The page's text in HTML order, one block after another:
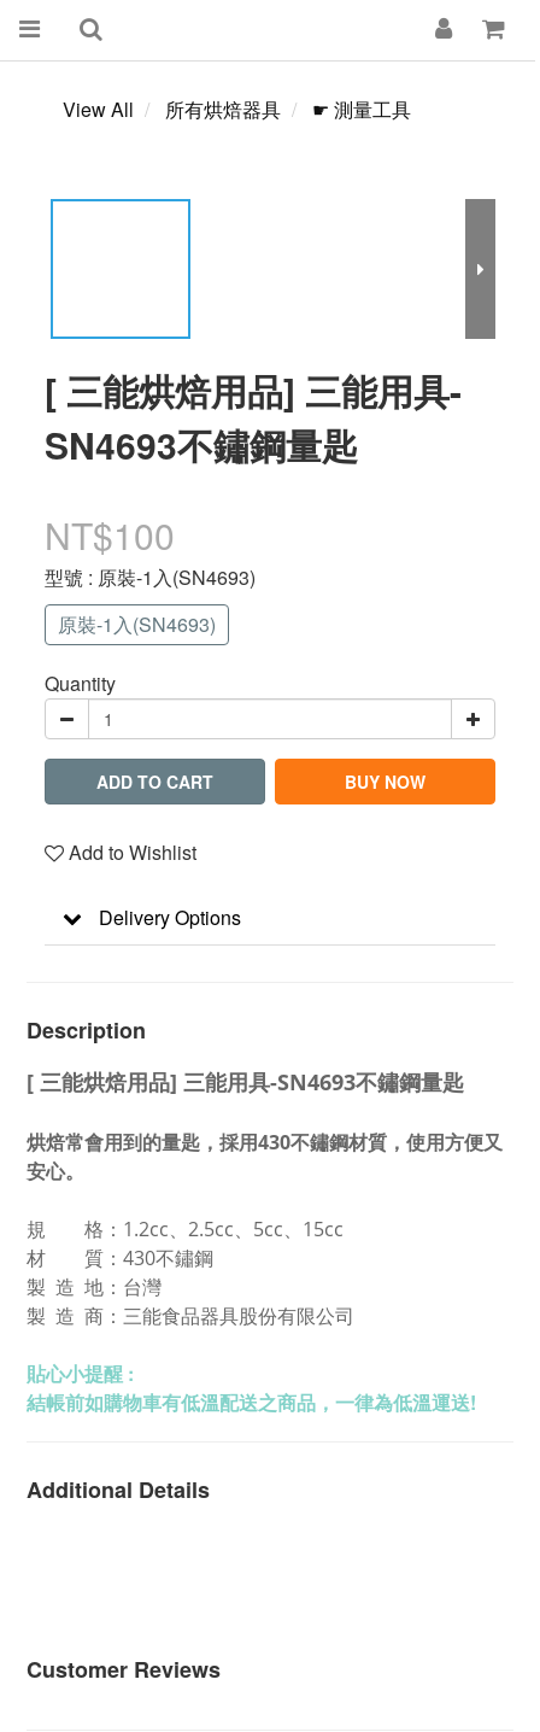
View All 所有烘焙器具 ☛ 測量工具
[ 三能烘焙用品] 三能用具-
SN4693不鏽鋼量匙
NT$100
型號 : 原裝-1入(SN4693)
原裝-1入(SN4693)
Quantity
ADD TO CART BUY NOW
Add to Wishlist
Delivery Options
Description
[ 三能烘焙用品] 三能用具-SN4693不鏽鋼量匙
烘焙常會用到的量匙，採用430不鏽鋼材質，使用方便又
安心。
規 格： 1.2cc、2.5cc、5cc、15cc
材 質：430不鏽鋼
製 造 地：台灣
製 造 商： 三能食品器具股份有限公司
貼心小提醒 :
結帳前如購物車有低溫配送之商品，一律為低溫運送!
Additional Details
Customer Reviews